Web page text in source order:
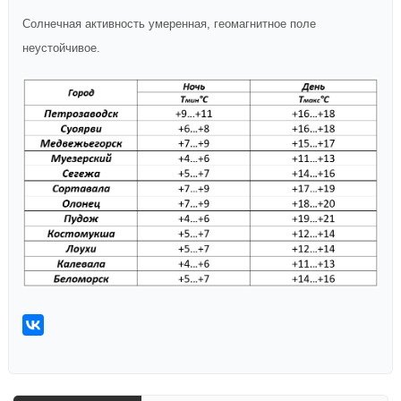
Солнечная активность умеренная, геомагнитное поле
неустойчивое.